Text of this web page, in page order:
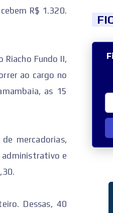
R$ 1.320.
Fundo II,
ao cargo no
as 15
mercadorias,
administrativo e
Dessas, 40